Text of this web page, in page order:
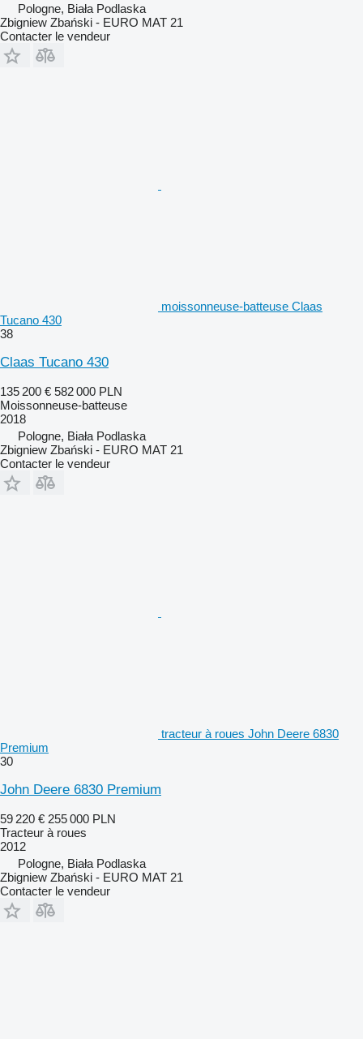
Pologne, Biała Podlaska
Zbigniew Zbański - EURO MAT 21
Contacter le vendeur
moissonneuse-batteuse Claas
Tucano 430
38
Claas Tucano 430
135 200 € 582 000 PLN
Moissonneuse-batteuse
2018
Pologne, Biała Podlaska
Zbigniew Zbański - EURO MAT 21
Contacter le vendeur
tracteur à roues John Deere 6830
Premium
30
John Deere 6830 Premium
59 220 € 255 000 PLN
Tracteur à roues
2012
Pologne, Biała Podlaska
Zbigniew Zbański - EURO MAT 21
Contacter le vendeur